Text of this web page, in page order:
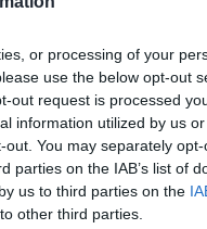
or processing of your
use the below opt-out
out request is processed
information utilized by us
You may separately
parties on the IAB’s list of
us to third parties on the
other third parties.
άνθρωπο, φτάνει».